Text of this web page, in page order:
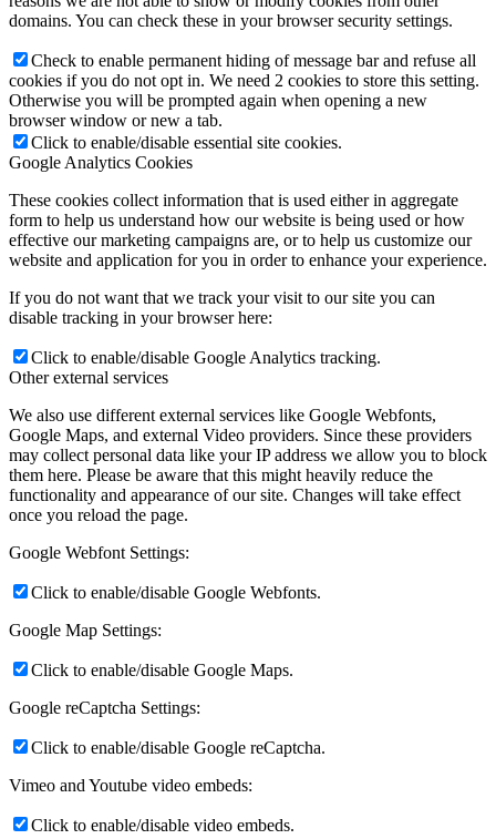
domains. You can check these in your browser security settings.
Check to enable permanent hiding of message bar and refuse all
cookies if you do not opt in. We need 2 cookies to store this setting.
Otherwise you will be prompted again when opening a new
browser window or new a tab.
Click to enable/disable essential site cookies.
Google Analytics Cookies
These cookies collect information that is used either in aggregate
form to help us understand how our website is being used or how
effective our marketing campaigns are, or to help us customize our
website and application for you in order to enhance your experience.
If you do not want that we track your visit to our site you can
disable tracking in your browser here:
Click to enable/disable Google Analytics tracking.
Other external services
We also use different external services like Google Webfonts,
Google Maps, and external Video providers. Since these providers
may collect personal data like your IP address we allow you to block
them here. Please be aware that this might heavily reduce the
functionality and appearance of our site. Changes will take effect
once you reload the page.
Google Webfont Settings:
Click to enable/disable Google Webfonts.
Google Map Settings:
Click to enable/disable Google Maps.
Google reCaptcha Settings:
Click to enable/disable Google reCaptcha.
Vimeo and Youtube video embeds:
Click to enable/disable video embeds.